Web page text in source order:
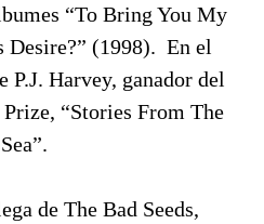
“To Bring You My
Desire?” (1998). En el
P.J. Harvey, ganador del
“Stories From The
de The Bad Seeds,